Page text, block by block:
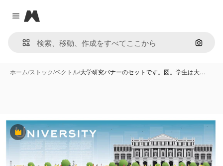
Close menu
Magnific
画像で
ホーム/ストック/ベクトル/大学研究バナーのセットです。図。学生は大…
Premium